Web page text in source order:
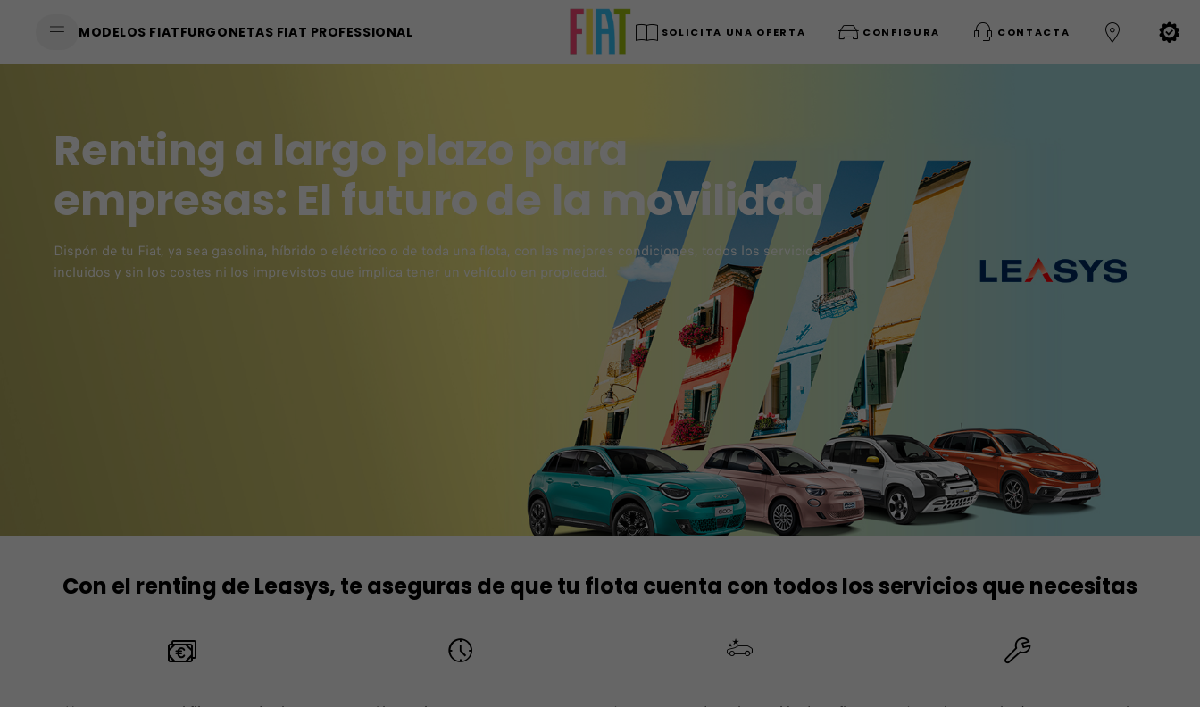
MODELOS FIATFURGONETAS FIAT PROFESSIONAL SOLICITA UNA OFERTA CONFIGURA CONTACTA
Renting a largo plazo para
empresas: El futuro de la movilidad
Dispón de tu Fiat, ya sea gasolina, híbrido o eléctrico o de toda una flota, con las mejores condiciones, todos los servicios
incluidos y sin los costes ni los imprevistos que implica tener un vehículo en propiedad.
Con el renting de Leasys, te aseguras de que tu flota cuenta con todos los servicios que necesitas